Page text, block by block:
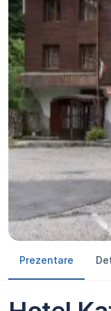
Prezentare